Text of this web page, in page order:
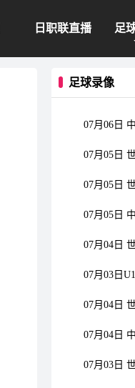
日职联直播 足
足球录像
07月06日 中
07月05日
07月05日
07月05日 中
07月04日 世
07月03日U17男
07月04日 世
07月04日
07月03日 世